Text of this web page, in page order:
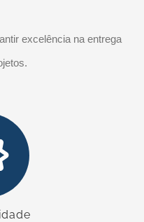
excelência na entrega